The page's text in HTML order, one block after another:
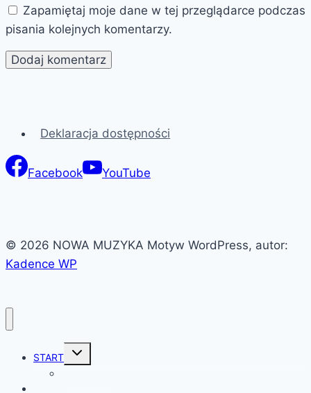
Zapamiętaj moje dane w tej przeglądarce podczas
pisania kolejnych komentarzy.
Deklaracja dostępności
Facebook YouTube
© 2026 NOWA MUZYKA Motyw WordPress, autor:
Kadence WP
START
Przełącz